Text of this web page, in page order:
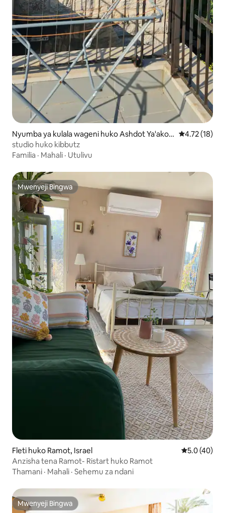
Nyumba ya kulala wageni huko Ashdot Ya'akov
Ihud
Ukadiriaji wa
4.72 (18)
studio huko kibbutz
Familia · Mahali · Utulivu
Mwenyeji Bingwa
Mwenyeji Bingwa
Fleti huko Ramot, Israel Ukadiriaji
5.0 (40)
Anzisha tena Ramot- Ristart huko Ramot
Thamani · Mahali · Sehemu za ndani
Mwenyeji Bingwa
Mwenyeji Bingwa